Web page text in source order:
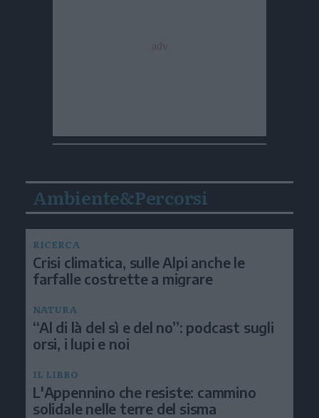
Ambiente&Percorsi
RICERCA
Crisi climatica, sulle Alpi anche le
farfalle costrette a migrare
NATURA
“Al di là del sì e del no”: podcast sugli
orsi, i lupi e noi
IL LIBRO
L'Appennino che resiste: cammino
solidale nelle terre del sisma